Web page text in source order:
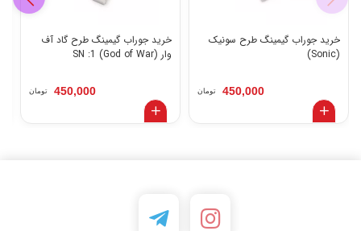
خرید جوراب گیمینگ طرح سونیک
(Sonic)
450,000 تومان
خرید جوراب گیمینگ طرح گاد آف
وار (God of War) SN :1
450,000 تومان